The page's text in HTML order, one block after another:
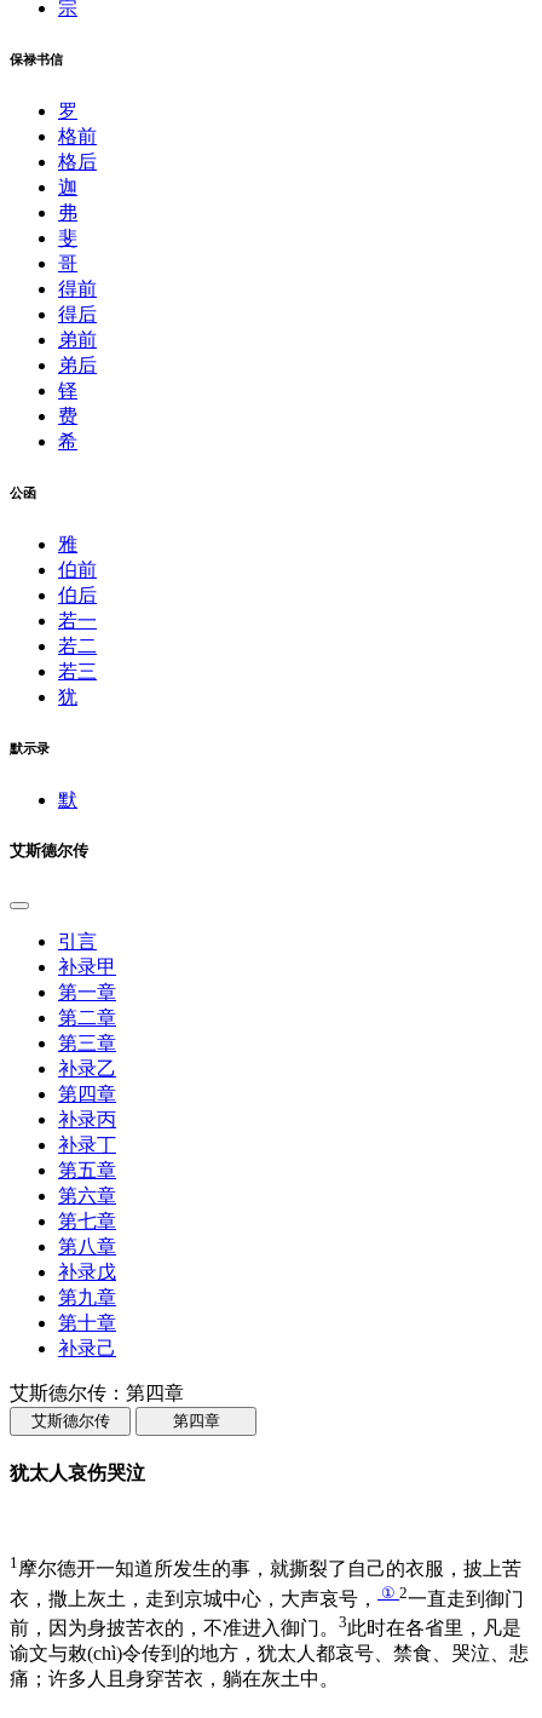
宗
保禄书信
罗
格前
格后
迦
弗
斐
哥
得前
得后
弟前
弟后
铎
费
希
公函
雅
伯前
伯后
若一
若二
若三
犹
默示录
默
艾斯德尔传
引言
补录甲
第一章
第二章
第三章
补录乙
第四章
补录丙
补录丁
第五章
第六章
第七章
第八章
补录戊
第九章
第十章
补录己
艾斯德尔传：第四章
艾斯德尔传 第四章
犹太人哀伤哭泣
1摩尔德开一知道所发生的事，就撕裂了自己的衣服，披上苦
衣，撒上灰土，走到京城中心，大声哀号，
① 2一直走到御门
前，因为身披苦衣的，不准进入御门。 3此时在各省里，凡是
谕文与敕(chì)令传到的地方，犹太人都哀号、禁食、哭泣、悲
痛；许多人且身穿苦衣，躺在灰土中。